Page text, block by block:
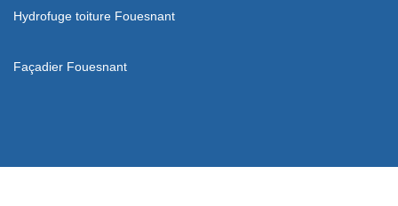
Hydrofuge toiture Fouesnant
Façadier Fouesnant